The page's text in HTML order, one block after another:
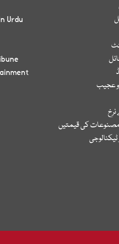
عجیب
مصنوعات کی قیمتیں
Urdu